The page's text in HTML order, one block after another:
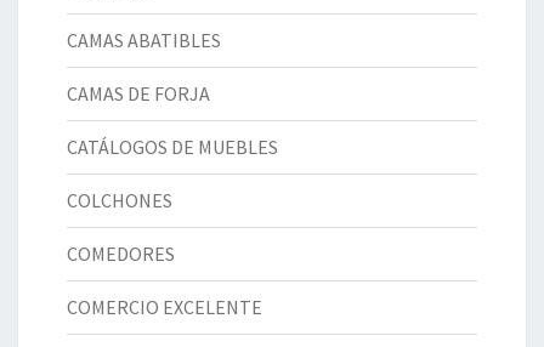
CAMAS ABATIBLES
CAMAS DE FORJA
CATÁLOGOS DE MUEBLES
COLCHONES
COMEDORES
COMERCIO EXCELENTE